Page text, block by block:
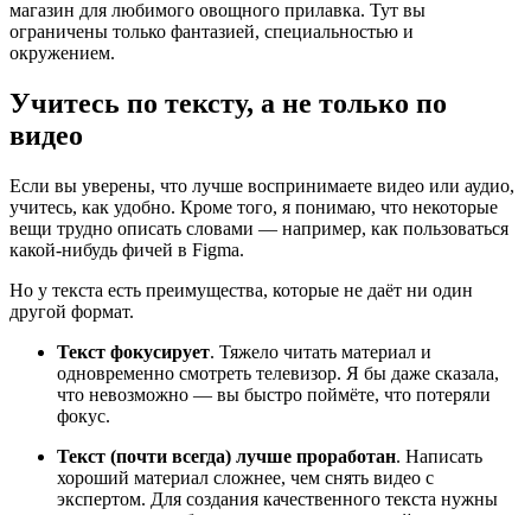
магазин для любимого овощного прилавка. Тут вы
ограничены только фантазией, специальностью и
окружением.
Учитесь по тексту, а не только по
видео
Если вы уверены, что лучше воспринимаете видео или аудио,
учитесь, как удобно. Кроме того, я понимаю, что некоторые
вещи трудно описать словами — например, как пользоваться
какой-нибудь фичей в Figma.
Но у текста есть преимущества, которые не даёт ни один
другой формат.
Текст фокусирует. Тяжело читать материал и
одновременно смотреть телевизор. Я бы даже сказала,
что невозможно — вы быстро поймёте, что потеряли
фокус.
Текст (почти всегда) лучше проработан. Написать
хороший материал сложнее, чем снять видео с
экспертом. Для создания качественного текста нужны